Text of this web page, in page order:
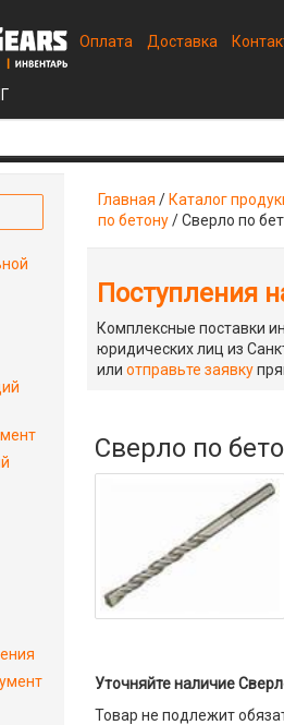
Оплата Доставка
Главная / Каталог
по бетону/Сверло по
Поступления
Комплексные поставки
юридических лиц из
илиотправьте заявку
Сверло по
Уточняйте наличие
Товар не подлежит